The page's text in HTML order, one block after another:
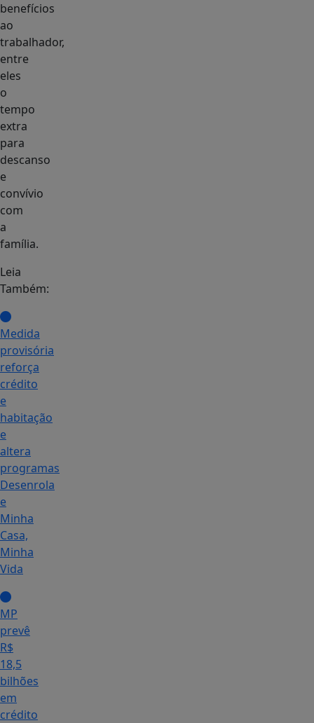
benefícios
ao
trabalhador,
entre
eles
o
tempo
extra
para
descanso
e
convívio
com
a
família.
Leia
Também:
Medida
provisória
reforça
crédito
e
habitação
e
altera
programas
Desenrola
e
Minha
Casa,
Minha
Vida
MP
prevê
R$
18,5
bilhões
em
crédito